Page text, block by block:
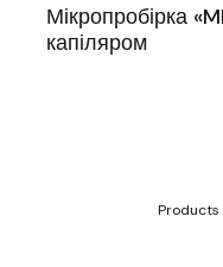
Мікропробірка
капіляром
Products